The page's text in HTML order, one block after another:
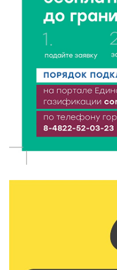
6 Авг 2026 15:48
Голубев проверил
сентября
6 Авг 2026 15:01
От Твери до
Владимира
6 Авг 2026 14:55
добавок,
Мультфильм своими